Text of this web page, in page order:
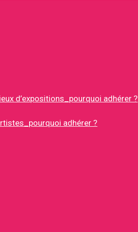
d’expositions_pourquoi adhérer ?
adhérer ?